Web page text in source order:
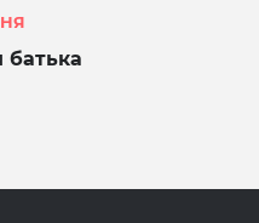
батька